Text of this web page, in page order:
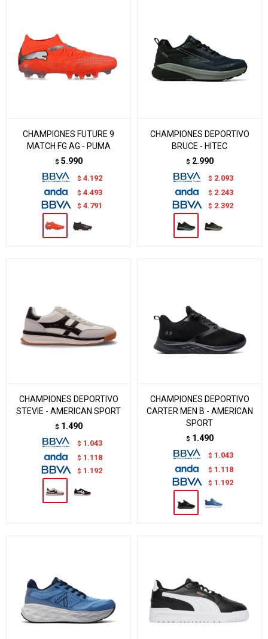
CHAMPIONES FUTURE 9
MATCH FG AG - PUMA
$ 5.990
$ 4.192
$ 4.493
$ 4.791
CHAMPIONES DEPORTIVO
BRUCE - HITEC
$ 2.990
$ 2.093
$ 2.243
$ 2.392
CHAMPIONES DEPORTIVO
STEVIE - AMERICAN SPORT
$ 1.490
$ 1.043
$ 1.118
$ 1.192
CHAMPIONES DEPORTIVO
CARTER MEN B - AMERICAN
SPORT
$ 1.490
$ 1.043
$ 1.118
$ 1.192